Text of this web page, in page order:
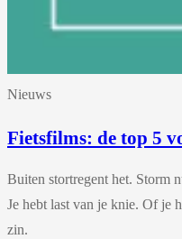
Nieuws
Fietsfilms: de top 5
Buiten stortregent het. Storm
Je hebt last van je knie. Of je
zin.